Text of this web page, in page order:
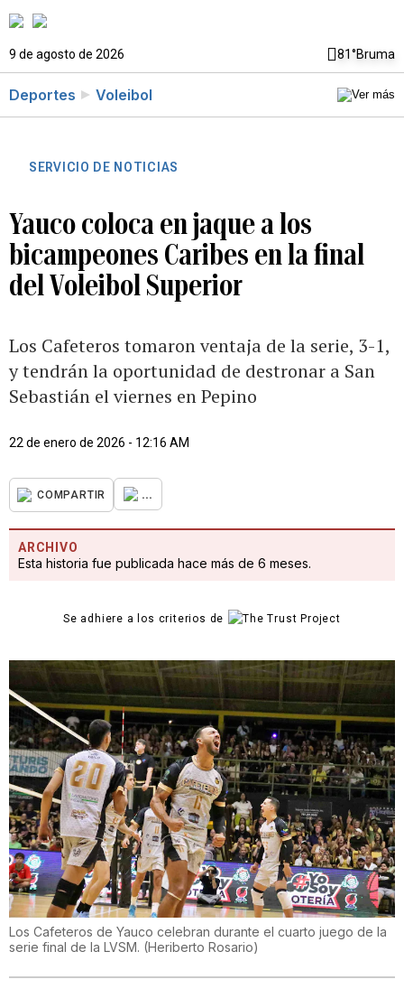
9 de agosto de 2026 81°Bruma
Deportes Voleibol
SERVICIO DE NOTICIAS
Yauco coloca en jaque a los
bicampeones Caribes en la final
del Voleibol Superior
Los Cafeteros tomaron ventaja de la serie, 3-1,
y tendrán la oportunidad de destronar a San
Sebastián el viernes en Pepino
22 de enero de 2026 - 12:16 AM
COMPARTIR ...
ARCHIVO
Esta historia fue publicada hace más de 6 meses.
Se adhiere a los criterios de
Los Cafeteros de Yauco celebran durante el cuarto juego de la
serie final de la LVSM. (Heriberto Rosario)